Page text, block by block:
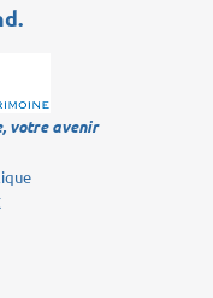
votre avenir